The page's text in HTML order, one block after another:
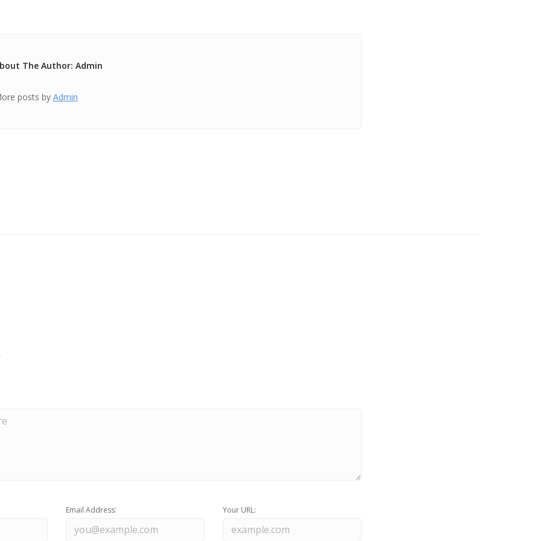
The Author: Admin
posts by Admin
Email Address: Your URL: